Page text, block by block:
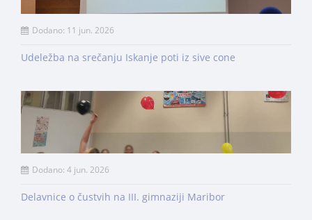
Dodano: 11 jun. 2026
Udeležba na srečanju Iskanje poti iz sive cone
Dodano: 4 jun. 2026
Delavnice o čustvih na III. gimnaziji Maribor